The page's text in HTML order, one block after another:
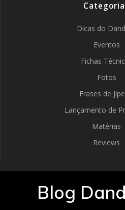
Dicas do
Eventos
Fichas
Fotos
Frases de
Lançamento de
Matérias
Reviews
Blog